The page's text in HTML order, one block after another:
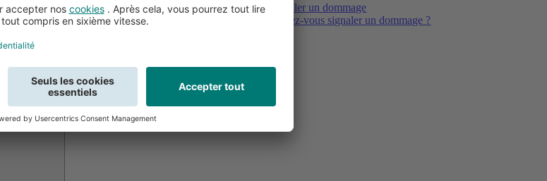
Signaler un dommage
Voulez-vous signaler un dommage ?